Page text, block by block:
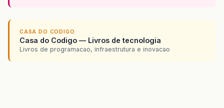
CASA DO CODIGO
Casa do Codigo — Livros de tecnologia
Livros de programacao, infraestrutura e inovacao